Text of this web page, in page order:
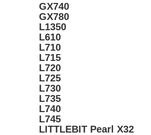
GX740
GX780
L1350
L610
L710
L715
L720
L725
L730
L735
L740
L745
LITTLEBIT Pearl X32